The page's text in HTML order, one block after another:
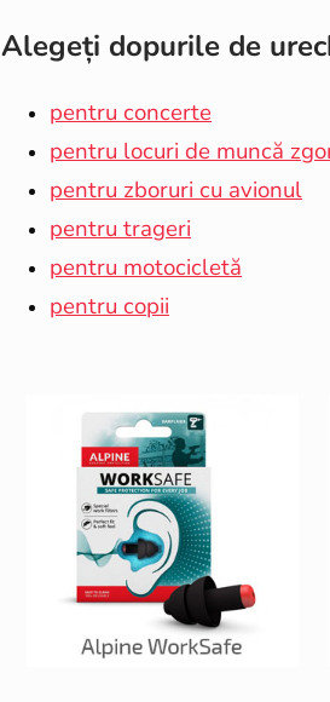
Alegeți dopurile de
pentru concerte
pentru locuri de muncă
pentru zboruri cu avionul
pentru trageri
pentru motocicletă
pentru copii